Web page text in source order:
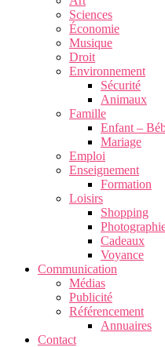
Sciences
Économie
Musique
Droit
Environnement
Sécurité
Animaux
Famille
Enfant –
Mariage
Emploi
Enseignement
Formation
Loisirs
Shopping
Cadeaux
Voyance
Communication
Médias
Publicité
Référencement
Annuaires
Contact